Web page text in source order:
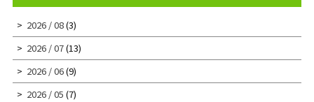
2026 / 08(3)
2026 / 07(13)
2026 / 06(9)
2026 / 05 (7)